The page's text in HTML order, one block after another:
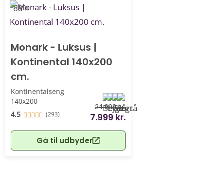
-68%
Monark - Luksus |
Kontinental 140x200
cm.
Kontinentalseng
140x200
4.5
(293)
24.999 kr.
7.999 kr.
Gå til udbyder